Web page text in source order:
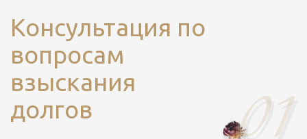
Консультация по
вопросам
взыскания
долгов